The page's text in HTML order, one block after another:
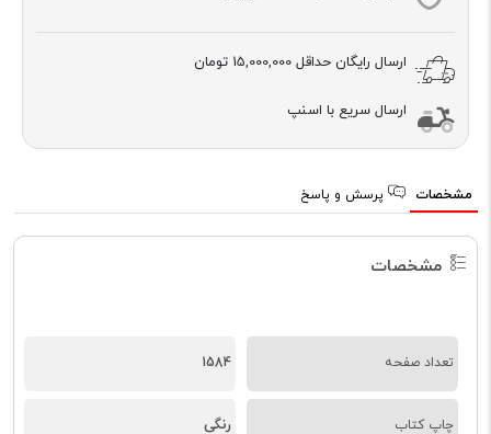
ارسال رایگان حداقل 15,000,000 تومان
ارسال سریع با اسنپ
مشخصات پرسش و پاسخ
مشخصات
تعداد صفحه 1584
چاپ کتاب رنگی